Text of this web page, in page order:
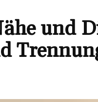
und